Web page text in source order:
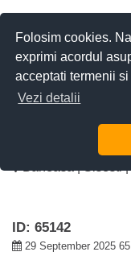
Folosim cookies.
exprimi acordul
acceptati termenii
Vezi detalii
Jandarmerie,
Baneasa | Sisesti
ID: 65142
29 September 2025
CERE DETALII